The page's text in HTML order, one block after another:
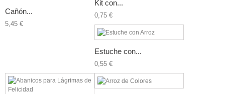
Cañón...
5,45 €
Kit con...
0,75 €
Estuche con...
0,55 €